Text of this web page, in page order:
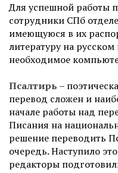
Для успешной работы
сотрудники СПб
имеющуюся в их
литературу на
необходимое
Псалтирь –
перевод сложен и
начале работы над
Писания на
решение переводить
очередь. Наступило
редакторы